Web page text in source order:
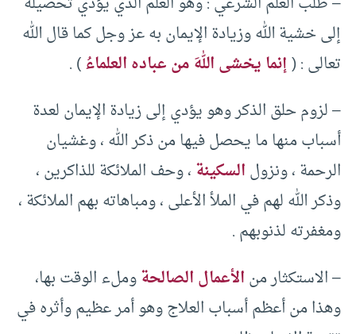
إلى خشية الله وزيادة الإيمان به عز وجل كما قال الله
تعالى : (إنما يخشى اللهَ من عباده العلماءُ) .
– لزوم حلق الذكر وهو يؤدي إلى زيادة الإيمان لعدة
أسباب منها ما يحصل فيها من ذكر الله ، وغشيان
الرحمة ، ونزولالسكينة، وحف الملائكة للذاكرين ،
وذكر الله لهم في الملأ الأعلى ، ومباهاته بهم الملائكة ،
ومغفرته لذنوبهم .
– الاستكثار منالأعمال الصالحةوملء الوقت بها،
وهذا من أعظم أسباب العلاج وهو أمر عظيم وأثره في